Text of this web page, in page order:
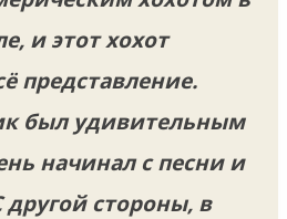
и этот хохот
представление.
был удивительным
начинал с песни и
другой стороны, в